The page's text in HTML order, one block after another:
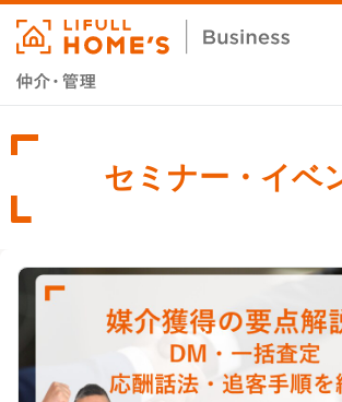
業務支援サービス
資料ダウンロード
セミナー・イベ